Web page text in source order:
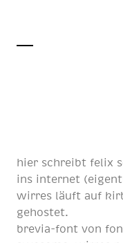
hier schreibt felix
ins internet
wirres läuft auf
gehostet.
brevia-font von